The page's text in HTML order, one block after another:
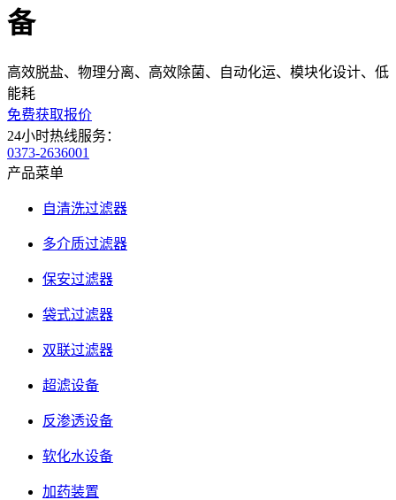
备
高效脱盐、物理分离、高效除菌、自动化运、模块化设计、低
能耗
免费获取报价
24小时热线服务：
0373-2636001
产品菜单
自清洗过滤器
多介质过滤器
保安过滤器
袋式过滤器
双联过滤器
超滤设备
反渗透设备
软化水设备
加药装置